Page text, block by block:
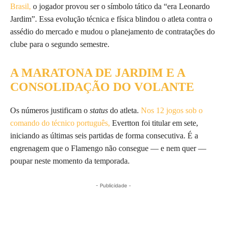
Brasil, o jogador provou ser o símbolo tático da “era Leonardo
Jardim”. Essa evolução técnica e física blindou o atleta contra o
assédio do mercado e mudou o planejamento de contratações do
clube para o segundo semestre.
A MARATONA DE JARDIM E A
CONSOLIDAÇÃO DO VOLANTE
Os números justificam o status do atleta. Nos 12 jogos sob o
comando do técnico português, Evertton foi titular em sete,
iniciando as últimas seis partidas de forma consecutiva. É a
engrenagem que o Flamengo não consegue — e nem quer —
poupar neste momento da temporada.
- Publicidade -